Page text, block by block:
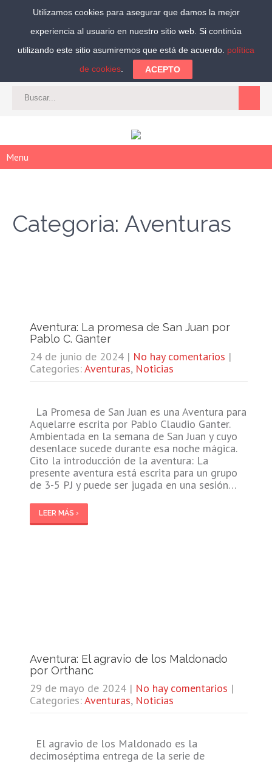
Síguenos:
CAT-ES| ACCEDER | REGISTRARSE
Menu
Categoria: Aventuras
Aventura: La promesa de San Juan por
Pablo C. Ganter
24 de junio de 2024 | No hay comentarios |
Categories:Aventuras, Noticias
La Promesa de San Juan es una Aventura para
Aquelarre escrita por Pablo Claudio Ganter.
Ambientada en la semana de San Juan y cuyo
desenlace sucede durante esa noche mágica.
Cito la introducción de la aventura: La
presente aventura está escrita para un grupo
de 3-5 PJ y puede ser jugada en una sesión…
LEER MÁS ›
Aventura: El agravio de los Maldonado
por Orthanc
29 de mayo de 2024 | No hay comentarios |
Categories:Aventuras, Noticias
El agravio de los Maldonado es la
decimoséptima entrega de la serie de
Utilizamos cookies para asegurar que damos la mejor
experiencia al usuario en nuestro sitio web. Si continúa
utilizando este sitio asumiremos que está de acuerdo. política
de cookies
ACEPTO